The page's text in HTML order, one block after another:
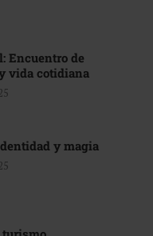
Encuentro de
vida cotidiana
y magia